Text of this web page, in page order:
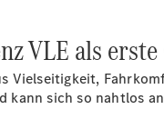
VLE als
Vielseitigkeit,
kann sich so nahtlos